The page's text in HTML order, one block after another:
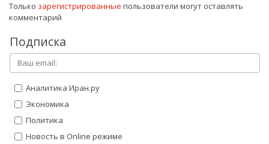
Только зарегистрированные пользователи могут оставлять
комментарий
Подписка
Аналитика Иран.ру
Экономика
Политика
Новость в Online режиме